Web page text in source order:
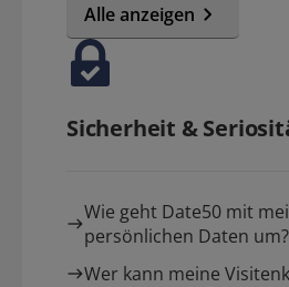
Alle anzeigen
Sicherheit &
Wie geht Date50 mit
persönlichen Daten um?
Wer kann meine